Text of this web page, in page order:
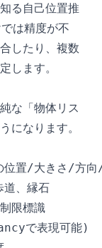
る自己位置推
は精度が不
したり、複数
します。
な「物体リス
になります。